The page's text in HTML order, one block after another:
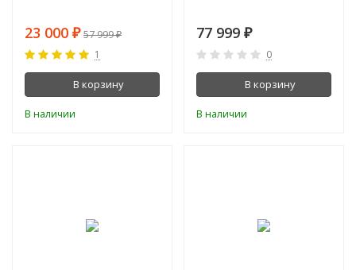
23 000 ₽ 57 999₽
1
В корзину
В наличии
77 999 ₽
0
В корзину
В наличии